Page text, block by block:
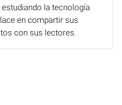
la tecnología
en compartir sus
con sus lectores.